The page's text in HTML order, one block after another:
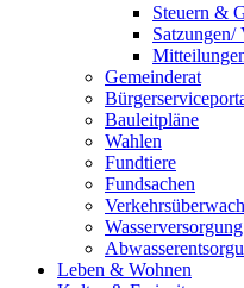
Steuern &
Satzungen/
Gemeinderat
Bauleitpläne
Wahlen
Fundtiere
Fundsachen
Wasserversorgung
Leben & Wohnen